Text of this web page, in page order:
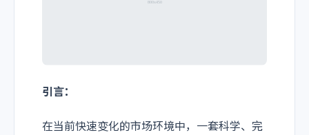
引言：
在当前快速变化的市场环境中，一套科学、完